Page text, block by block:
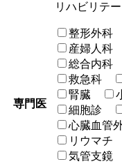
専門医
リハビリテー
整形外科
産婦人科
総合内科
救急科
腎臓
細胞診
心臓血管
リウマチ
気管支鏡